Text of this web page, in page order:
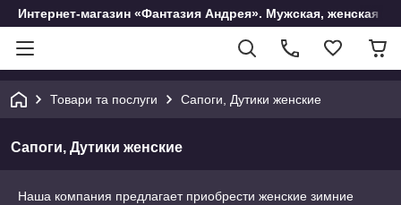
Интернет-магазин «Фантазия Андрея». Мужская, женская и
Товари та послуги Сапоги, Дутики женские
Сапоги, Дутики женские
Наша компания предлагает приобрести женские зимние